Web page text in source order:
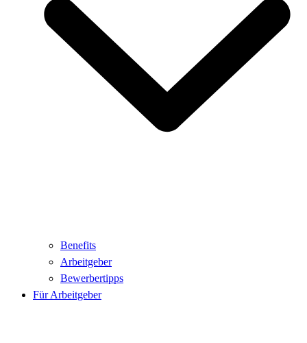
Benefits
Arbeitgeber
Bewerbertipps
Für Arbeitgeber